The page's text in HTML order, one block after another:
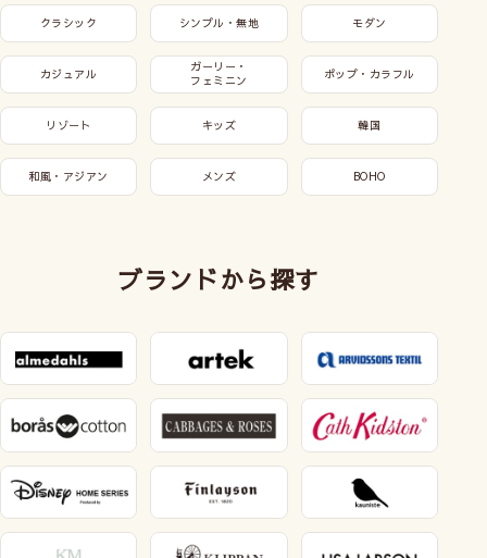
クラシック シンプル・無地 モダン
カジュアル
ガーリー・
フェミニン
ポップ・カラフル
リゾート キッズ 韓国
和風・アジアン メンズ BOHO
ブランドから探す